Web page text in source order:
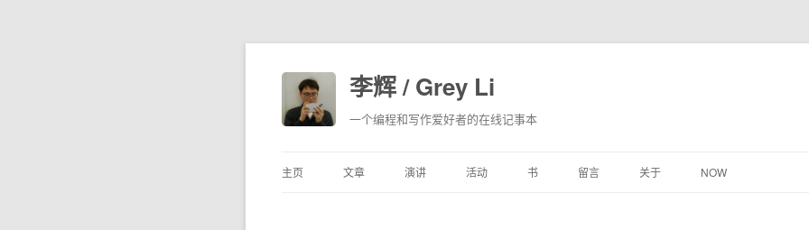
李辉 / Grey Li
一个编程和写作爱好者的在线记事本
主页 文章 演讲 活动 书 留言 关于 NOW